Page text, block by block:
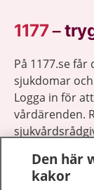
1177–
På 1177.se
sjukdomar
Logga in för
vårdärenden.
Den här
kakor